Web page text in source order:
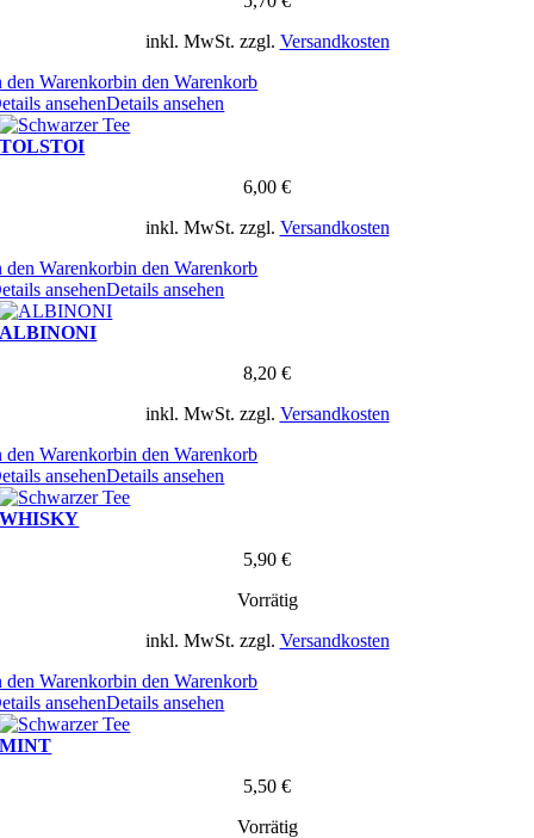
inkl. MwSt. zzgl. Versandkosten
den Warenkorbin den Warenkorb
ansehenDetails ansehen
TOLSTOI
6,00 €
inkl. MwSt. zzgl. Versandkosten
den Warenkorbin den Warenkorb
ansehenDetails ansehen
ALBINONI
8,20 €
inkl. MwSt. zzgl. Versandkosten
den Warenkorbin den Warenkorb
ansehenDetails ansehen
WHISKY
5,90 €
Vorrätig
inkl. MwSt. zzgl. Versandkosten
den Warenkorbin den Warenkorb
ansehenDetails ansehen
MINT
5,50 €
Vorrätig